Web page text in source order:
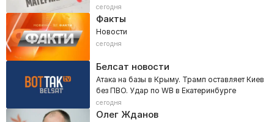
выдержал
сегодня
Факты
Новости
сегодня
Белсат новости
Атака на базы в Крыму. Трамп оставляет Киев
без ПВО. Удар по WB в Екатеринбурге
сегодня
Олег Жданов